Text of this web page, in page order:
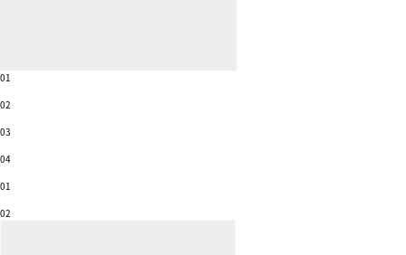
01
02
03
04
01
02